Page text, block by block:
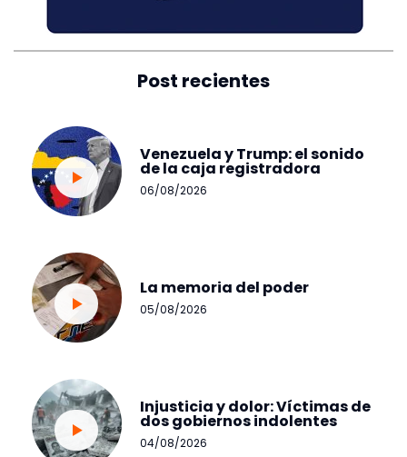
Post recientes
Venezuela y Trump: el sonido
de la caja registradora
06/08/2026
La memoria del poder
05/08/2026
Injusticia y dolor: Víctimas de
dos gobiernos indolentes
04/08/2026